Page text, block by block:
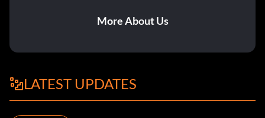
More About Us
LATEST UPDATES